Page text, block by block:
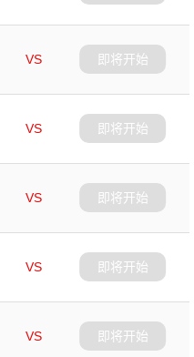
VS
即将开始
VS
即将开始
VS
即将开始
VS
即将开始
VS
即将开始